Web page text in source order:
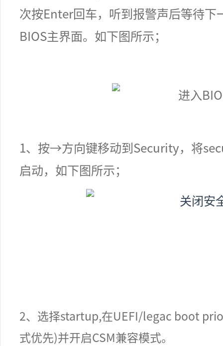
次按Enter回车，听到报警声后等待下
BIOS主界面。 如下图所示；
1、 按→方向键移动到Security，将
启动，如下图所示；
2、选择startup,在UEFI/legac boot
式优先)并开启CSM兼容模式。